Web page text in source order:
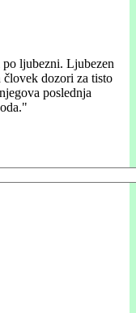
ljubezni. Ljubezen
človek dozori za tisto
poslednja